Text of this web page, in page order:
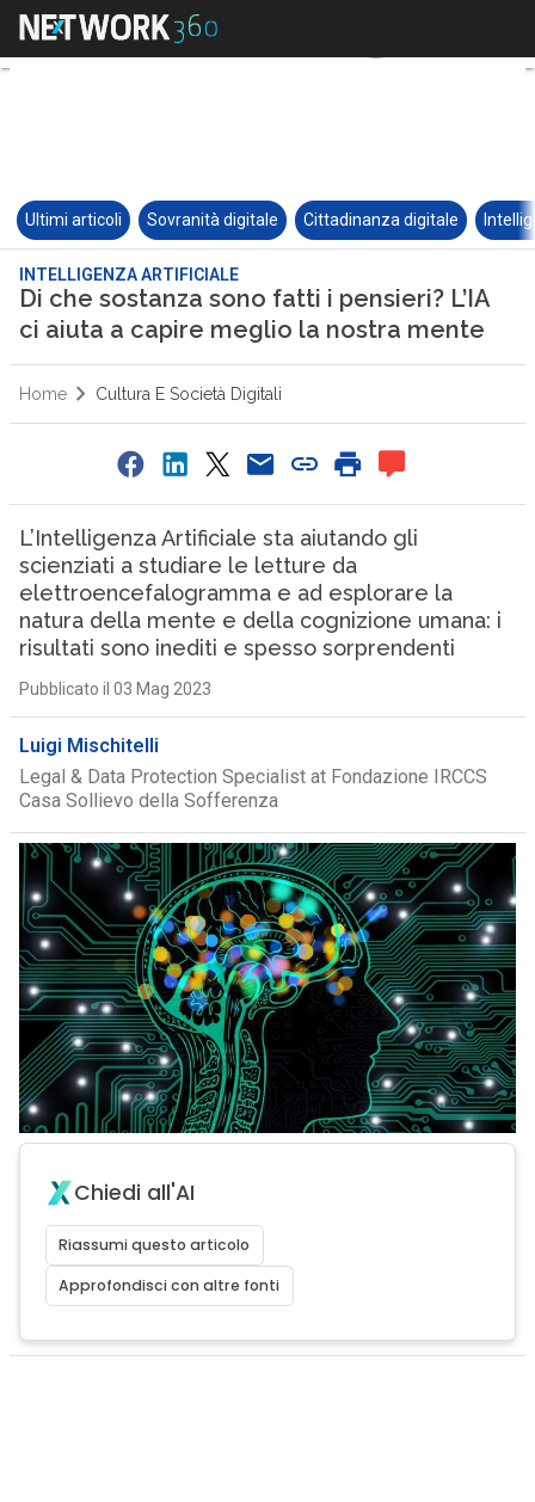
Ultimi articoli Sovranità digitale Cittadinanza digitale
INTELLIGENZA ARTIFICIALE
Di che sostanza sono fatti i pensieri? L’IA
ci aiuta a capire meglio la nostra mente
Home Cultura E Società Digitali
L’Intelligenza Artificiale sta aiutando gli
scienziati a studiare le letture da
elettroencefalogramma e ad esplorare la
natura della mente e della cognizione umana: i
risultati sono inediti e spesso sorprendenti
Pubblicato il 03 Mag 2023
Luigi Mischitelli
Legal & Data Protection Specialist at Fondazione IRCCS
Casa Sollievo della Sofferenza
Chiedi all'AI
Riassumi questo articolo
Approfondisci con altre fonti